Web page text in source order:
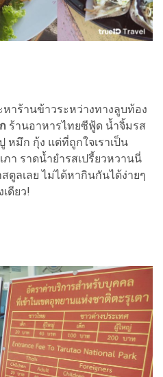
าร้านข้าวระหว่างทางลูบท้อง
ร้านอาหารไทยซีฟู้ด น้ำจิ้มรส
หมึก กุ้ง แต่ที่ถูกใจเราเป็น
ภา ราดน้ำยำรสเปรี้ยวหวานนี่
ตูลเลย ไม่ได้หากินกันได้ง่ายๆ
ดียว!